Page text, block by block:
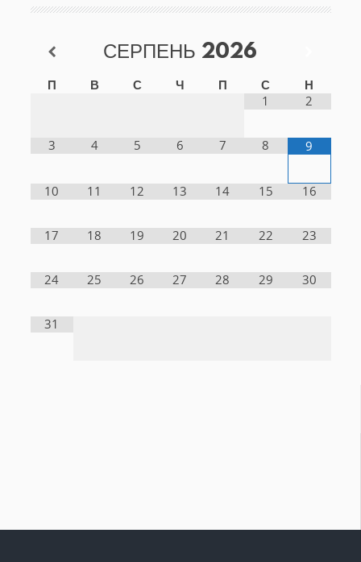
СЕРПЕНЬ 2026
П В С Ч П С
Н
1
2
3 4 5 6 7 8 9
10 11 12 13 14 15 16
17 18 19 20 21 22 23
24 25 26 27 28 29 30
31